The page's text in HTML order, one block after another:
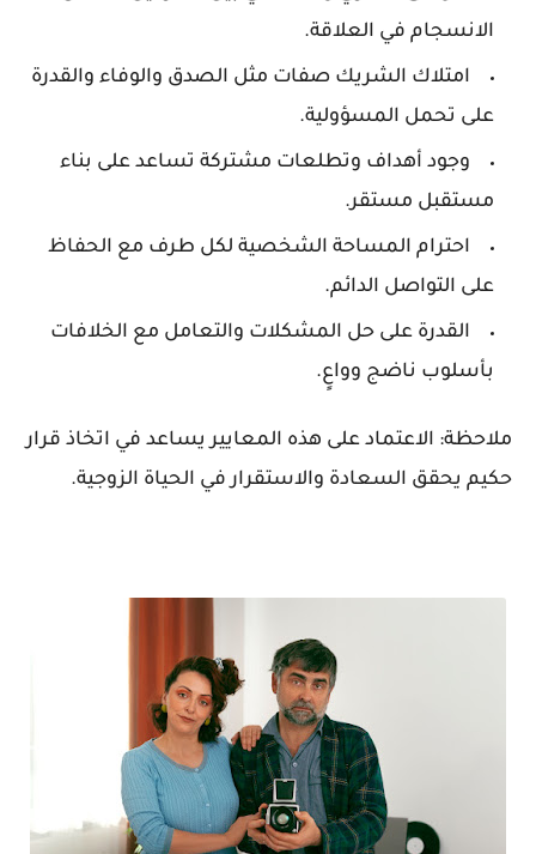
الانسجام في العلاقة.
امتلاك الشريك صفات مثل الصدق والوفاء والقدرة
على تحمل المسؤولية.
وجود أهداف وتطلعات مشتركة تساعد على بناء
مستقبل مستقر.
احترام المساحة الشخصية لكل طرف مع الحفاظ
على التواصل الدائم.
القدرة على حل المشكلات والتعامل مع الخلافات
بأسلوب ناضج وواعٍ.
ملاحظة: الاعتماد على هذه المعايير يساعد في اتخاذ قرار
حكيم يحقق السعادة والاستقرار في الحياة الزوجية.